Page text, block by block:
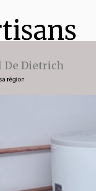
De Dietrich
région